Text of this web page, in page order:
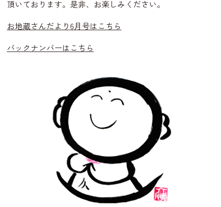
頂いております。是非、お楽しみください。
お地蔵さんだより6月号はこちら
バックナンバーはこちら